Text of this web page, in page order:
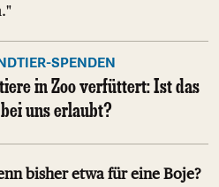
SPENDEN
in Zoo verfüttert: Ist das
uns erlaubt?
bisher etwa für eine Boje?